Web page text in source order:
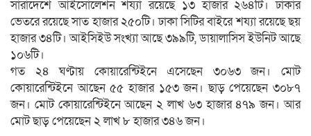
সারাদেশে আইসোলেশন শয্যা রয়েছে ১৩ হাজার ২৬৪টি। ঢাকার
ভেতরে রয়েছে সাত হাজার ২৫০টি। ঢাকা সিটির বাইরে শয্যা রয়েছে ছয়
হাজার ৩৪টি। আইসিইউ সংখ্যা আছে ৩৯৯টি, ডায়ালাসিস ইউনিট আছে
১০৬টি।
গত ২৪ ঘণ্টায় কোয়ারেন্টিইনে এসেছেন ৩০৬৩ জন। মোট
কোয়ারেন্টিইনে আছেন ৫৫ হাজার ১৫৩ জন। ছাড় পেয়েছেন ৩০৮৭
জন। মোট কোয়ারেন্টিইনে আছেন ২ লাখ ৬৩ হাজার ৪৭৯ জন। আর
মোট ছাড় পেয়েছেন ২ লাখ ৮ হাজার ৩৪৬ জন।